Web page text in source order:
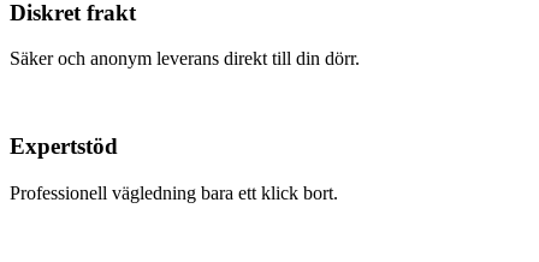
Diskret frakt
Säker och anonym leverans direkt till din dörr.
Expertstöd
Professionell vägledning bara ett klick bort.